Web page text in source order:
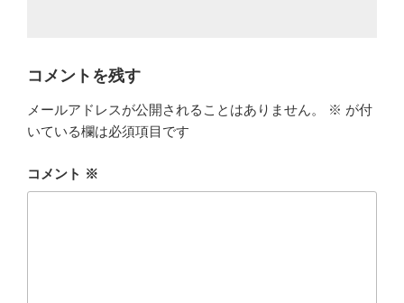
コメントを残す
メールアドレスが公開されることはありません。 ※ が付
いている欄は必須項目です
コメント ※